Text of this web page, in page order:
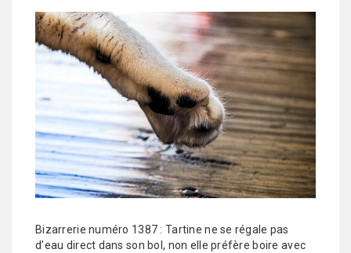
Bizarrerie numéro 1387 : Tartine ne se régale pas
d’eau direct dans son bol, non elle préfère boire avec